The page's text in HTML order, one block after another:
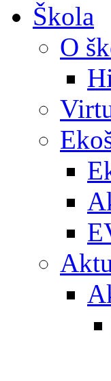
Škola
O